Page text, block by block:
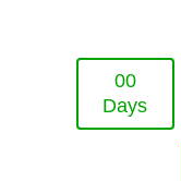
00
Days